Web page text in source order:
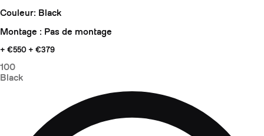
Couleur: Black
Montage : Pas de montage
+ €550 + €379
100
Black